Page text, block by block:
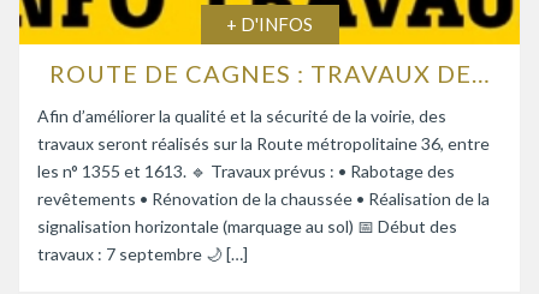
+ D'INFOS
Afin d’améliorer la qualité et la sécurité de la voirie, des
travaux seront réalisés sur la Route métropolitaine 36, entre
les n° 1355 et 1613. 🔹 Travaux prévus : • Rabotage des
revêtements • Rénovation de la chaussée • Réalisation de la
signalisation horizontale (marquage au sol) 📅 Début des
travaux : 7 septembre 🌙 […]